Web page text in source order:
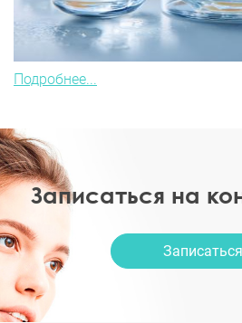
Подробнее...
Записаться на
Записаться